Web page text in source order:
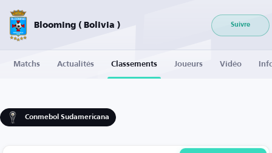
Blooming ( Bolivia ) Suivre
Matchs Actualités Classements Joueurs Vidéo
Conmebol Sudamericana